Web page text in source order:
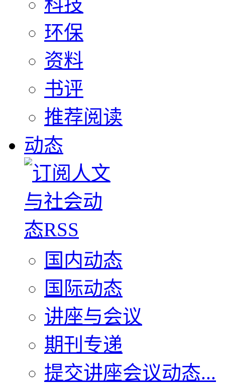
科技
环保
资料
书评
推荐阅读
动态
国内动态
国际动态
讲座与会议
期刊专递
提交讲座会议动态...